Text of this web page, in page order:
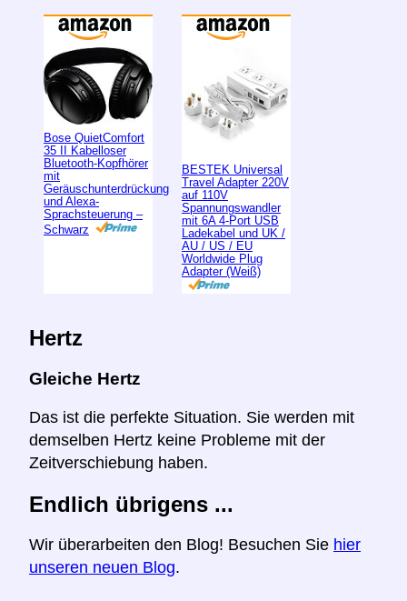
Bose QuietComfort
35 II Kabelloser
Bluetooth-Kopfhörer
mit
Geräuschunterdrückung
und Alexa-
Sprachsteuerung –
Schwarz
BESTEK Universal
Travel Adapter 220V
auf 110V
Spannungswandler
mit 6A 4-Port USB
Ladekabel und UK /
AU / US / EU
Worldwide Plug
Adapter (Weiß)
Hertz
Gleiche Hertz
Das ist die perfekte Situation. Sie werden mit
demselben Hertz keine Probleme mit der
Zeitverschiebung haben.
Endlich übrigens ...
Wir überarbeiten den Blog! Besuchen Sie hier
unseren neuen Blog.